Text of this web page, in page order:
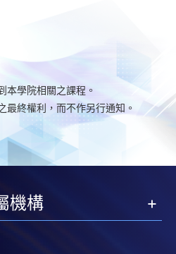
本學院相關之課程。
最終權利，而不作另行通知。
機構